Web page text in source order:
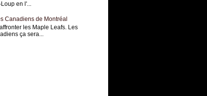
en l'...
Canadiens de Montréal
les Maple Leafs. Les
ça sera...